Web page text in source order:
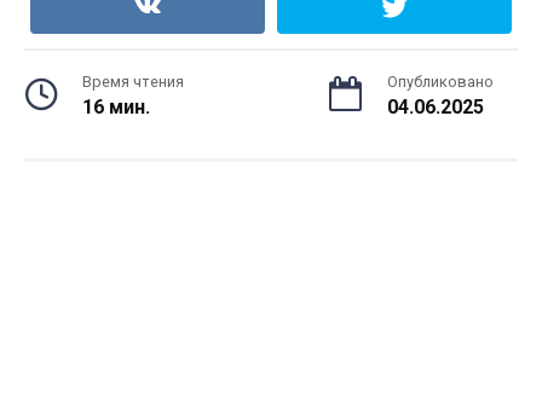
Время чтения
16 мин.
Опубликовано
04.06.2025